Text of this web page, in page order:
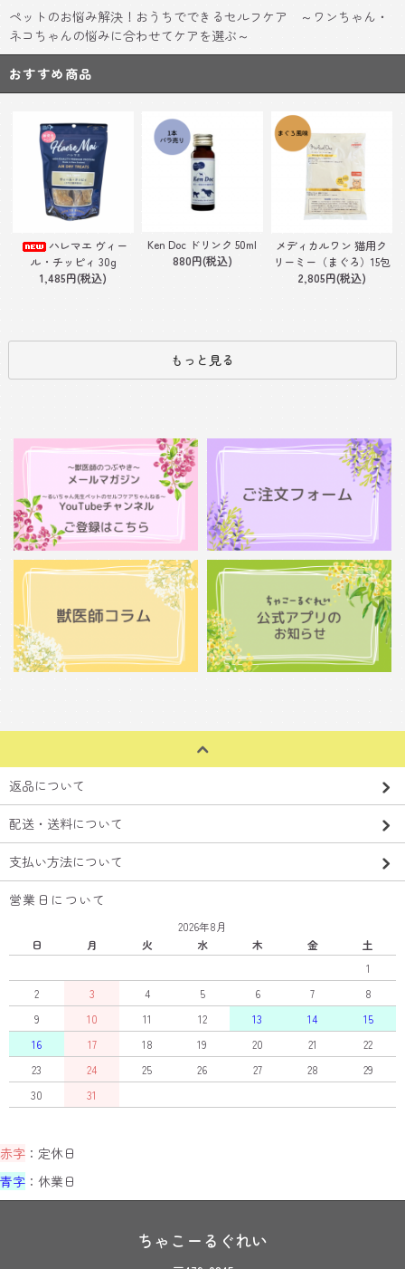
ペットのお悩み解決！おうちでできるセルフケア ～ワンちゃん・
ネコちゃんの悩みに合わせてケアを選ぶ～
おすすめ商品
ハレマエ ヴィー
ル・チッピィ 30g
1,485円(税込)
Ken Doc ドリンク 50ml
880円(税込)
メディカルワン 猫用ク
リーミー（まぐろ）15包
2,805円(税込)
もっと見る
返品について
配送・送料について
支払い方法について
営業日について
2026年8月
日
月 火 水 木 金
土
1
2
3 4 5 6 7
8
9
10 11 12 13 14
15
16
17 18 19 20 21
22
23
24 25 26 27 28
29
30
31
赤字 ：定休日
青字 ：休業日
ちゃこーるぐれい